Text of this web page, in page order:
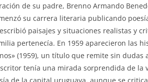
de su padre, Brenno Armando
su carrera literaria publicando
paisajes y situaciones realistas y
pertenecía. En 1959 aparecieron las
(1959), un título que remite sin dudas
tenía una mirada sorprendida de